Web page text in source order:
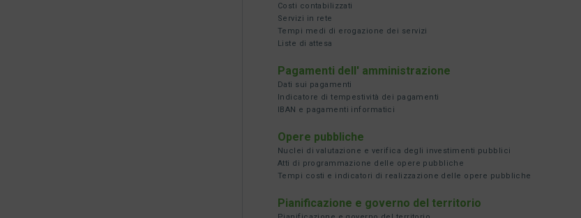
Costi contabilizzati
Servizi in rete
Tempi medi di erogazione dei servizi
Liste di attesa
Pagamenti dell' amministrazione
Dati sui pagamenti
Indicatore di tempestività dei pagamenti
IBAN e pagamenti informatici
Opere pubbliche
Nuclei di valutazione e verifica degli investimenti pubblici
Atti di programmazione delle opere pubbliche
Tempi costi e indicatori di realizzazione delle opere pubbliche
Pianificazione e governo del territorio